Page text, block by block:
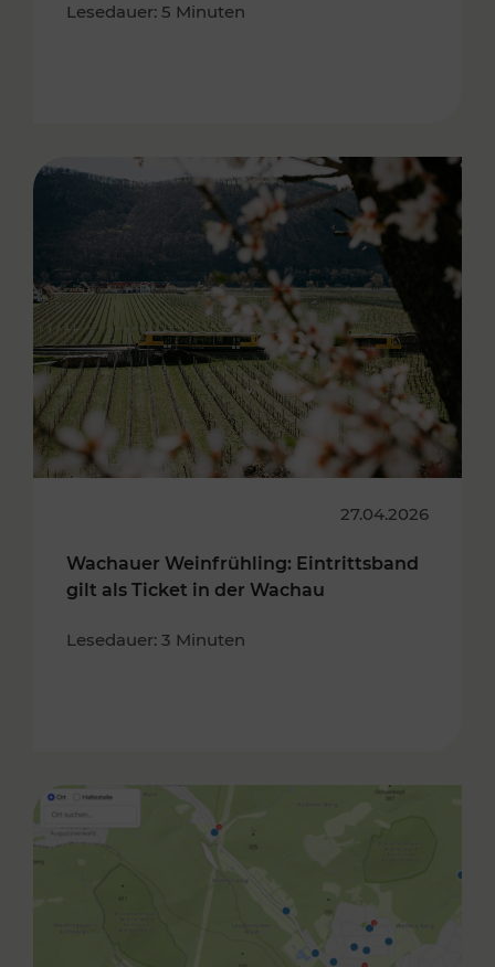
Lesedauer: 5 Minuten
27.04.2026
Wachauer Weinfrühling: Eintrittsband
gilt als Ticket in der Wachau
Lesedauer: 3 Minuten